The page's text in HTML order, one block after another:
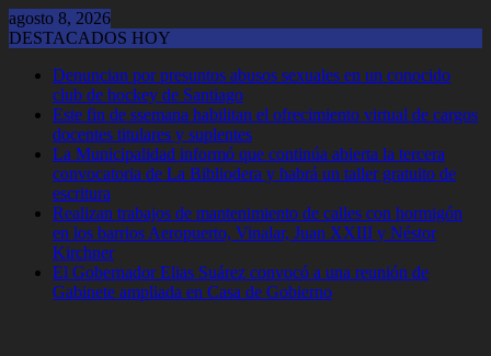
Saltar
al
agosto 8, 2026
DESTACADOS HOY
Denuncian por presuntos abusos sexuales en un conocido
club de hockey de Santiago
Este fin de ssemana habilitan el ofrecimiento virtual de cargos
docentes titulares y suplentes
La Municipalidad informó que continúa abierta la tercera
convocatoria de La Bibliodera y habrá un taller gratuito de
escritura
Realizan trabajos de mantenimiento de calles con hormigón
en los barrios Aeropuerto, Vinalar, Juan XXIII y Néstor
Kirchner
El Gobernador Elias Suárez convocó a una reunión de
Gabinete ampliada en Casa de Gobierno